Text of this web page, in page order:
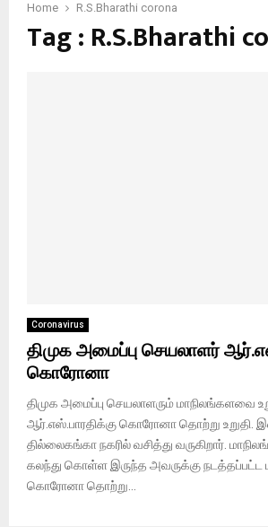
Home R.S.Bharathi corona
Tag : R.S.Bharathi
Coronavirus
திமுக அமைப்பு செயலாளர்
கொரோனா
திமுக அமைப்பு செயலாளரும் மாநிலங்களவை
ஆர்.எஸ்.பாரதிக்கு கொரோனா தொற்று உறுதி.
தில்லைகங்கா நகரில் வசித்து வருகிறார்.
கலந்து கொள்ள இருந்த அவருக்கு நடத்தப்பட்ட
கொரோனா தொற்று...